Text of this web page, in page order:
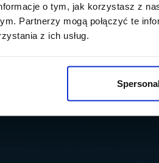
o tym, jak korzystasz z
Partnerzy mogą połączyć te
z ich usług.